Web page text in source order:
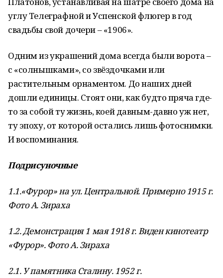
углу Телеграфной и Успенской флюгер в год
свадьбы свой дочери – «1906».
Одним из украшений дома всегда были ворота –
с «солнышками», со звёздочками или
растительным орнаментом. До наших дней
дошли единицы. Стоят они, как будто пряча где-
то за собой ту жизнь, коей давным-давно уж нет,
ту эпоху, от которой остались лишь фотоснимки.
И воспоминания.
Подрисуночные
1.1.«Фурор» на ул. Центральной. Примерно 1915 г.
Фото А. Зираха
1.2. Демонстрация 1 мая 1918 г. Виден кинотеатр
«Фурор». Фото А. Зираха
2.1. У памятника Сталину. 1952 г.